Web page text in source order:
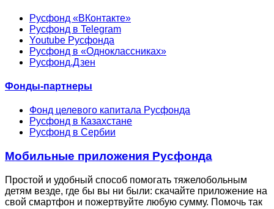
Русфонд «ВКонтакте»
Русфонд в Telegram
Youtube Русфонда
Русфонд в «Одноклассниках»
Русфонд.Дзен
Фонды-партнеры
Фонд целевого капитала Русфонда
Русфонд в Казахстане
Русфонд в Сербии
Мобильные приложения Русфонда
Простой и удобный способ помогать тяжелобольным
детям везде, где бы вы ни были: скачайте приложение на
свой смартфон и пожертвуйте любую сумму. Помочь так